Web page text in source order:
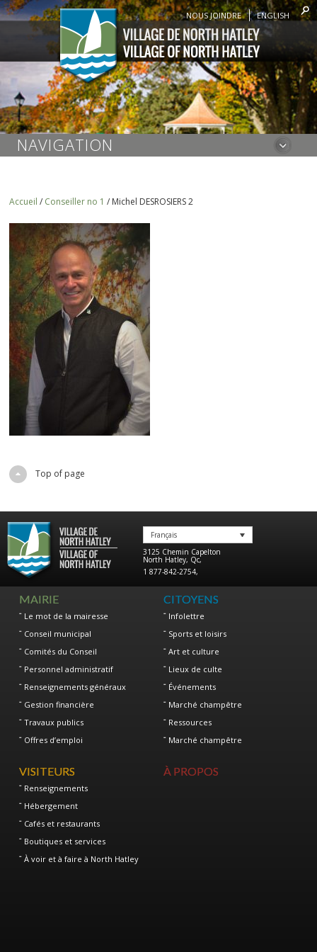
NOUS JOINDRE ENGLISH
NAVIGATION
Accueil / Conseiller no 1 / Michel DESROSIERS 2
Top of page
Français
3125 Chemin Capelton
North Hatley, Qc,
1 877-842-2754,
MAIRIE
Le mot de la mairesse
Conseil municipal
Comités du Conseil
Personnel administratif
Renseignements généraux
Gestion financière
Travaux publics
Offres d’emploi
CITOYENS
Infolettre
Sports et loisirs
Art et culture
Lieux de culte
Événements
Marché champêtre
Ressources
Marché champêtre
VISITEURS
Renseignements
Hébergement
Cafés et restaurants
Boutiques et services
À voir et à faire à North Hatley
À PROPOS